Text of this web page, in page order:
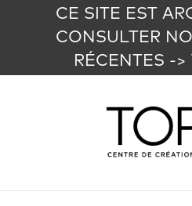
CE SITE EST
CONSULTER
RÉCENTES ->